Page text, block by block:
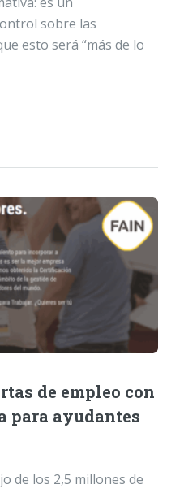
sobre las
esto será “más de lo
de empleo con
para ayudantes
de los 2,5 millones de